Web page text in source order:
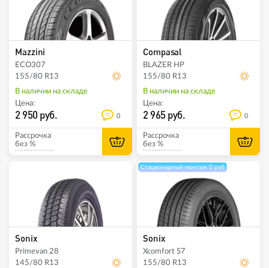
Mazzini
ECO307
155/80 R13
В наличии на складе
Цена:
2 950 руб. 0
Рассрочка
без %
Compasal
BLAZER HP
155/80 R13
В наличии на складе
Цена:
2 965 руб. 0
Рассрочка
без %
Sonix
Primevan 28
145/80 R13
Стационарный монтаж 0 руб
Sonix
Xcomfort S7
155/80 R13